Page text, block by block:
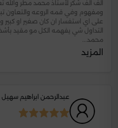
الف الف شكر لأستاذ محمد مطر
ومفهوم وفي قمه الروعه والتعاون
على اي استفسار ان كان صغير او
التداول شي يفهمه الكل مو مقيد
محمد...
المزيد
عبدالرحمن ابراهيم سهيل